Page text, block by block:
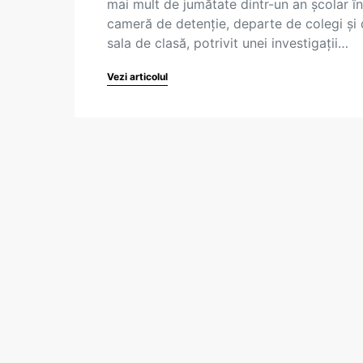
mai mult de jumătate dintr-un an școlar
cameră de detenție, departe de colegi și
sala de clasă, potrivit unei investigații…
Vezi articolul